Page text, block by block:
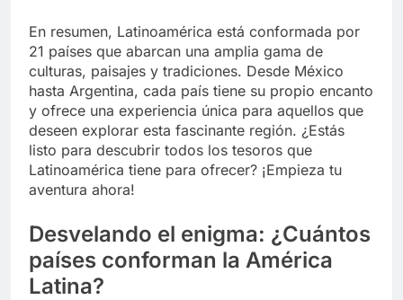
En resumen, Latinoamérica está conformada por
21 países que abarcan una amplia gama de
culturas, paisajes y tradiciones. Desde México
hasta Argentina, cada país tiene su propio encanto
y ofrece una experiencia única para aquellos que
deseen explorar esta fascinante región. ¿Estás
listo para descubrir todos los tesoros que
Latinoamérica tiene para ofrecer? ¡Empieza tu
aventura ahora!
Desvelando el enigma: ¿Cuántos
países conforman la América
Latina?